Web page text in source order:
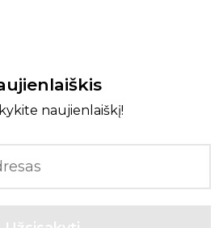
naujienlaiškį!